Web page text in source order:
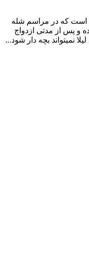
است که در مراسم شله
و پس از مدتی ازدواج
نمیتواند بچه دار شود...